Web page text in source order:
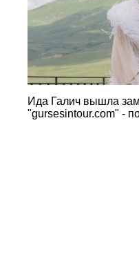
Ида Галич вышла
"gursesintour.com" -